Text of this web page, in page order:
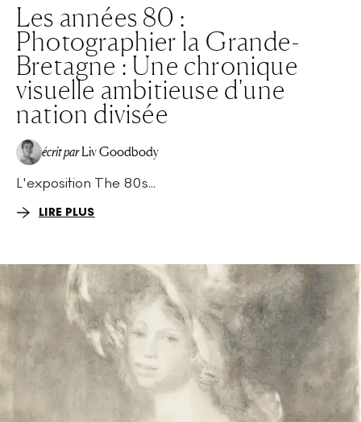
Les années 80 :
Photographier la Grande-
Bretagne : Une chronique
visuelle ambitieuse d'une
nation divisée
écrit par Liv Goodbody
L'exposition The 80s...
LIRE PLUS